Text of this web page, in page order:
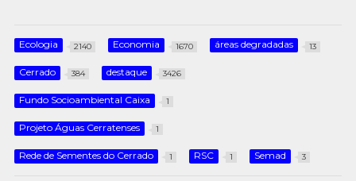
Ecologia 2140 Economia 1670 áreas degradadas 13
Cerrado 384 destaque 3426
Fundo Socioambiental Caixa 1
Projeto Águas Cerratenses 1
Rede de Sementes do Cerrado 1 RSC 1 Semad 3